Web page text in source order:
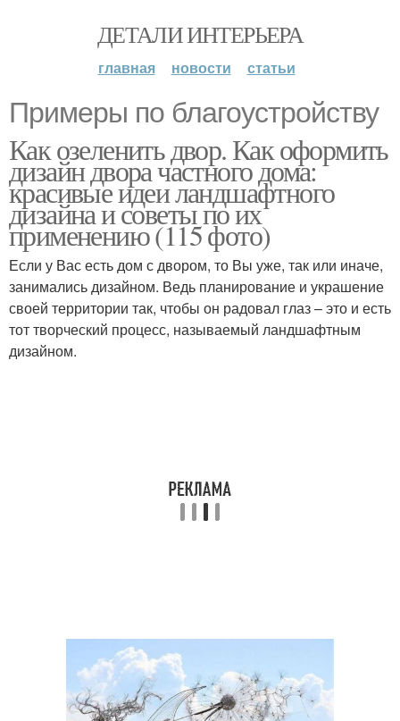
ДЕТАЛИ ИНТЕРЬЕРА
главная новости статьи
Примеры по благоустройству
Как озеленить двор. Как оформить
дизайн двора частного дома:
красивые идеи ландшафтного
дизайна и советы по их
применению (115 фото)
Если у Вас есть дом с двором, то Вы уже, так или иначе,
занимались дизайном. Ведь планирование и украшение
своей территории так, чтобы он радовал глаз – это и есть
тот творческий процесс, называемый ландшафтным
дизайном.